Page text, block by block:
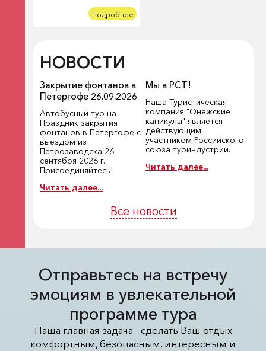
Подробнее
НОВОСТИ
Закрытие фонтанов в
Петергофе 26.09.2026
Автобусный тур на
Праздник закрытия
фонтанов в Петергофе с
выездом из
Петрозаводска 26
сентября 2026 г.
Присоединяйтесь!
Читать далее...
Мы в РСТ!
Наша Туристическая
компания "Онежские
каникулы" является
действующим
участником Российского
союза туриндустрии.
Читать далее...
Все новости
Отправьтесь на встречу
эмоциям в увлекательной
программе тура
Наша главная задача - сделать Ваш отдых
комфортным, безопасным, интересным и